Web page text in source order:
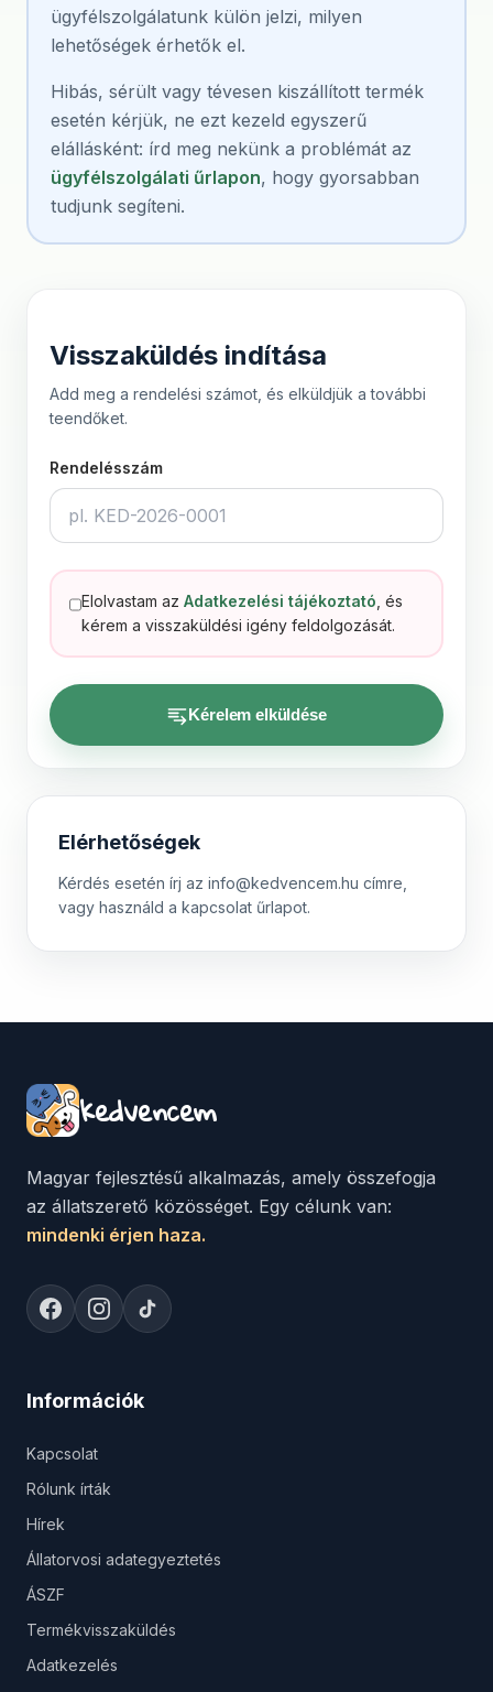
ügyfélszolgálatunk külön jelzi, milyen
lehetőségek érhetők el.
Hibás, sérült vagy tévesen kiszállított termék
esetén kérjük, ne ezt kezeld egyszerű
elállásként: írd meg nekünk a problémát az
ügyfélszolgálati űrlapon, hogy gyorsabban
tudjunk segíteni.
Visszaküldés indítása
Add meg a rendelési számot, és elküldjük a további
teendőket.
Rendelésszám
Elolvastam az Adatkezelési tájékoztató , és
kérem a visszaküldési igény feldolgozását.
Kérelem elküldése
Elérhetőségek
Kérdés esetén írj az info@kedvencem.hu címre,
vagy használd a kapcsolat űrlapot.
kedvencem
Magyar fejlesztésű alkalmazás, amely összefogja
az állatszerető közösséget. Egy célunk van:
mindenki érjen haza.
Információk
Kapcsolat
Rólunk írták
Hírek
Állatorvosi adategyeztetés
ÁSZF
Termékvisszaküldés
Adatkezelés